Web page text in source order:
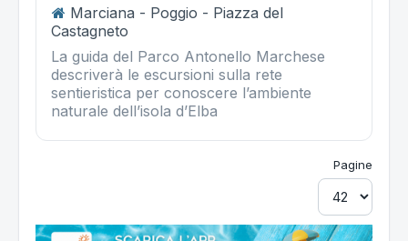
Marciana - Poggio - Piazza del
Castagneto
La guida del Parco Antonello Marchese
descriverà le escursioni sulla rete
sentieristica per conoscere l’ambiente
naturale dell’isola d’Elba
Pagine